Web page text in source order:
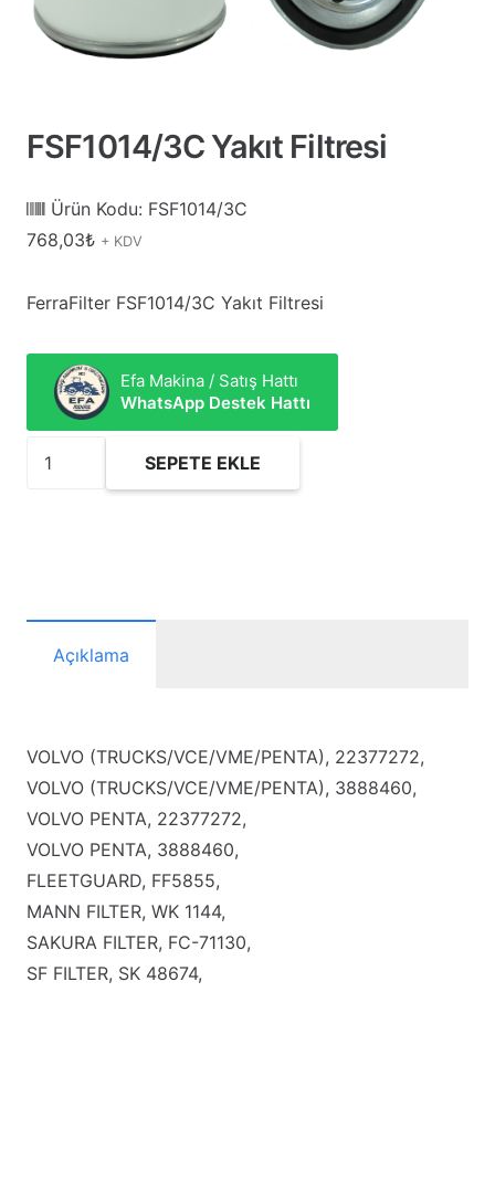
FSF1014/3C Yakıt Filtresi
Ürün Kodu: FSF1014/3C
768,03₺ + KDV
FerraFilter FSF1014/3C Yakıt Filtresi
Efa Makina / Satış Hattı
WhatsApp Destek Hattı
FSF1014/3C
SEPETE EKLE
Açıklama
VOLVO (TRUCKS/VCE/VME/PENTA), 22377272,
VOLVO (TRUCKS/VCE/VME/PENTA), 3888460,
VOLVO PENTA, 22377272,
VOLVO PENTA, 3888460,
FLEETGUARD, FF5855,
MANN FILTER, WK 1144,
SAKURA FILTER, FC-71130,
SF FILTER, SK 48674,